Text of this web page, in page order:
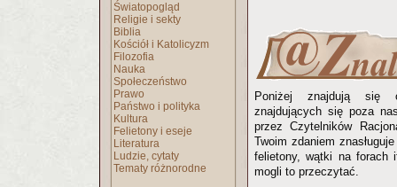
Światopogląd
Religie i sekty
Biblia
Kościół i Katolicyzm
Filozofia
Nauka
Społeczeństwo
Prawo
Państwo i polityka
Kultura
Felietony i eseje
Literatura
Ludzie, cytaty
Tematy różnorodne
Poniżej znajdują się
znajdujących się poza
przez Czytelników
Twoim zdaniem
felietony, wątki na forach
mogli to przeczytać.